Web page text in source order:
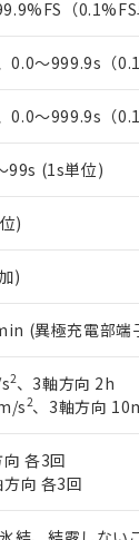
（0.1%FS
～999.9s（
～999.9s（
99s (1s単位)
)
)
(異極充電部端
2、3軸方向 2h
s2、3軸方向
各3回
向 各3回